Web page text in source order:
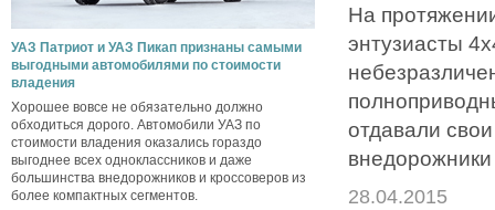
УАЗ Патриот и УАЗ Пикап признаны самыми
выгодными автомобилями по стоимости
владения
Хорошее вовсе не обязательно должно
обходиться дорого. Автомобили УАЗ по
стоимости владения оказались гораздо
выгоднее всех одноклассников и даже
большинства внедорожников и кроссоверов из
более компактных сегментов.
На
энтузиасты
отдавали
28.04.2015